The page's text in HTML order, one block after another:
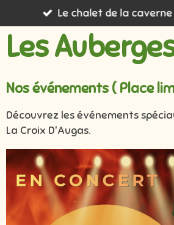
au
contenu
principal
Les
Le chalet de la
Nos événements ( Place
Découvrez les événements
La Croix D'Augas.